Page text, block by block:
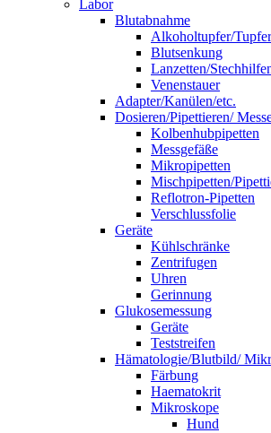
Labor
Blutabnahme
Alkoholtupfer/
Blutsenkung
Lanzetten/
Venenstauer
Adapter/Kanülen/etc.
Dosieren/Pipettieren/
Kolbenhubpipetten
Messgefäße
Mikropipetten
Mischpipetten/
Reflotron-Pipetten
Verschlussfolie
Geräte
Kühlschränke
Zentrifugen
Uhren
Gerinnung
Glukosemessung
Geräte
Teststreifen
Hämatologie/Blutbild/
Färbung
Haematokrit
Mikroskope
Hund